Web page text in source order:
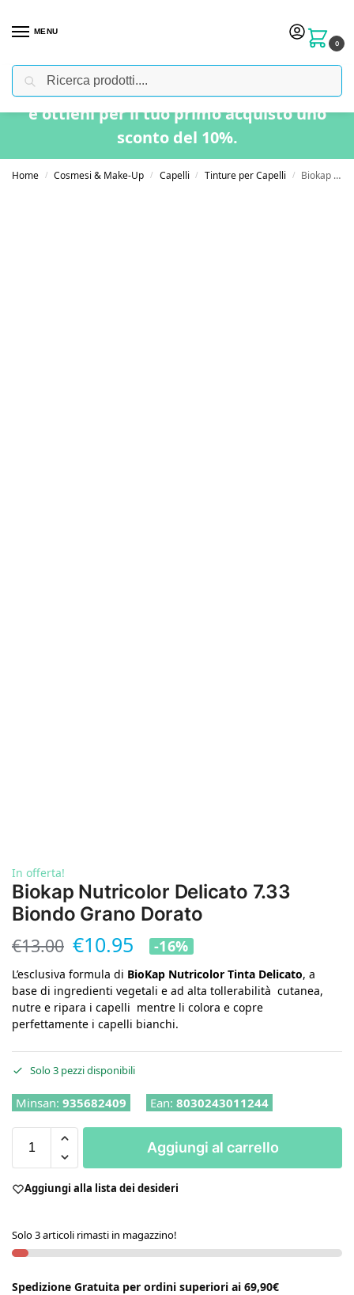
MENU
0
Usa il codice “BENVENUTO” nel carrello
e ottieni per il tuo primo acquisto uno
sconto del 10%.
Home / Cosmesi & Make-Up / Capelli / Tinture per Capelli / Biokap Nutricolor Delicato 7.33 Biondo Grano Dorato
In offerta!
Biokap Nutricolor Delicato 7.33
Biondo Grano Dorato
€13.00 €10.95 -16%
L’esclusiva formula di BioKap Nutricolor Tinta Delicato, a
base di ingredienti vegetali e ad alta tollerabilità cutanea,
nutre e ripara i capelli mentre li colora e copre
perfettamente i capelli bianchi.
Solo 3 pezzi disponibili
Minsan: 935682409 Ean: 8030243011244
Aggiungi al carrello
Aggiungi alla lista dei desideri
Solo 3 articoli rimasti in magazzino!
Spedizione Gratuita per ordini superiori ai 69,90€